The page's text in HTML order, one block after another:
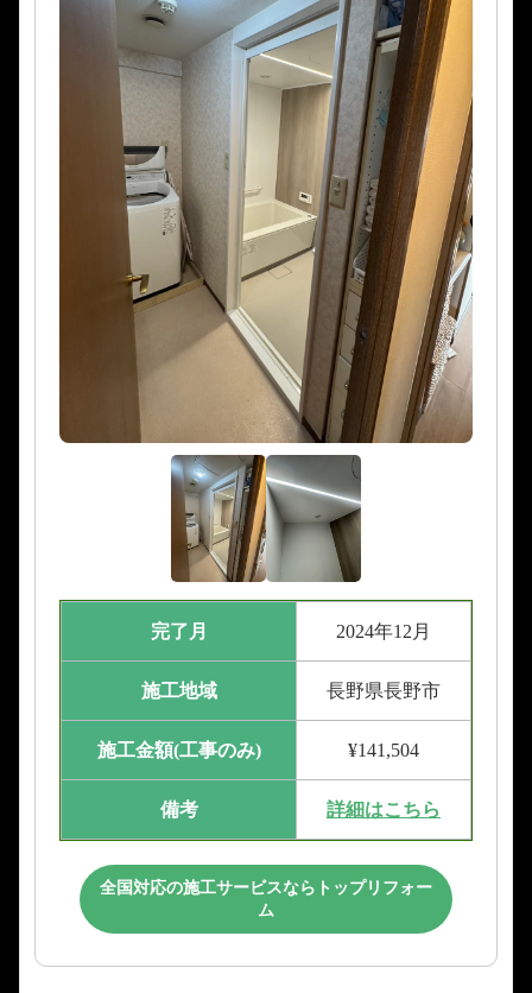
完了月 2024年12月
施工地域 長野県長野市
施工金額(工事のみ) ¥141,504
備考 詳細はこちら
全国対応の施工サービスならトップリフォー
ム